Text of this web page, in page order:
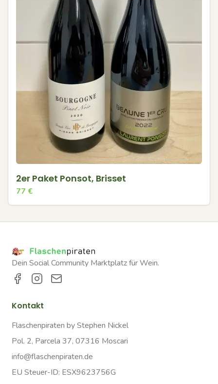
2er Paket Ponsot, Brisset
77 €
Dein Social Community Marktplatz für Wein.
Kontakt
Flaschenpiraten by Stephen Nickel
Pol. 2, Parcela 37, 07316 Moscari
info@flaschenpiraten.de
EU Steuer-ID: ESX9623756G